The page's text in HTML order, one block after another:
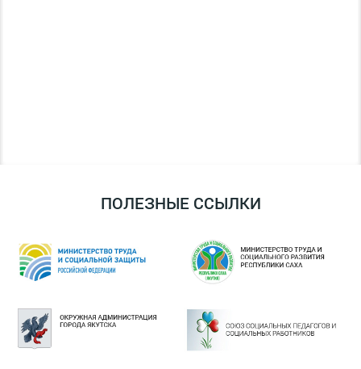
ПОЛЕЗНЫЕ ССЫЛКИ